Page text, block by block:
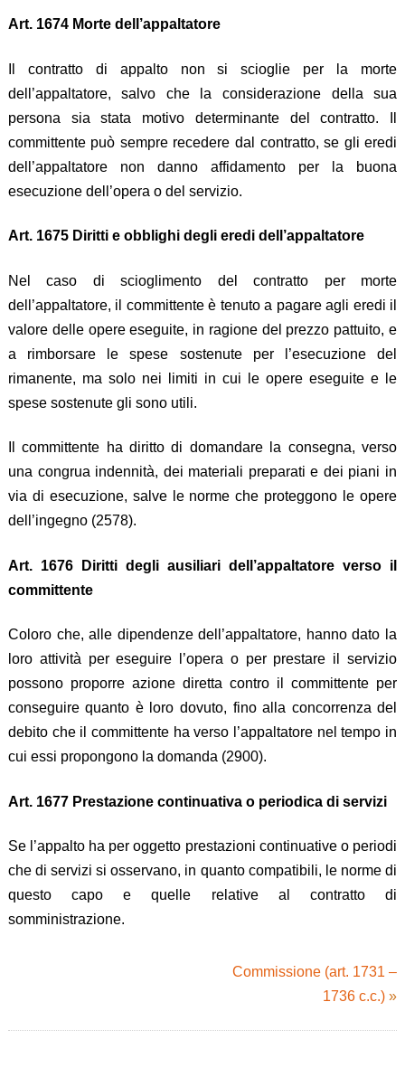
Art. 1674 Morte dell’appaltatore
Il contratto di appalto non si scioglie per la morte
dell’appaltatore, salvo che la considerazione della sua
persona sia stata motivo determinante del contratto. Il
committente può sempre recedere dal contratto, se gli eredi
dell’appaltatore non danno affidamento per la buona
esecuzione dell’opera o del servizio.
Art. 1675 Diritti e obblighi degli eredi dell’appaltatore
Nel caso di scioglimento del contratto per morte
dell’appaltatore, il committente è tenuto a pagare agli eredi il
valore delle opere eseguite, in ragione del prezzo pattuito, e
a rimborsare le spese sostenute per l’esecuzione del
rimanente, ma solo nei limiti in cui le opere eseguite e le
spese sostenute gli sono utili.
Il committente ha diritto di domandare la consegna, verso
una congrua indennità, dei materiali preparati e dei piani in
via di esecuzione, salve le norme che proteggono le opere
dell’ingegno (2578).
Art. 1676 Diritti degli ausiliari dell’appaltatore verso il
committente
Coloro che, alle dipendenze dell’appaltatore, hanno dato la
loro attività per eseguire l’opera o per prestare il servizio
possono proporre azione diretta contro il committente per
conseguire quanto è loro dovuto, fino alla concorrenza del
debito che il committente ha verso l’appaltatore nel tempo in
cui essi propongono la domanda (2900).
Art. 1677 Prestazione continuativa o periodica di servizi
Se l’appalto ha per oggetto prestazioni continuative o periodi
che di servizi si osservano, in quanto compatibili, le norme di
questo capo e quelle relative al contratto di
somministrazione.
Commissione (art. 1731 –
1736 c.c.) »